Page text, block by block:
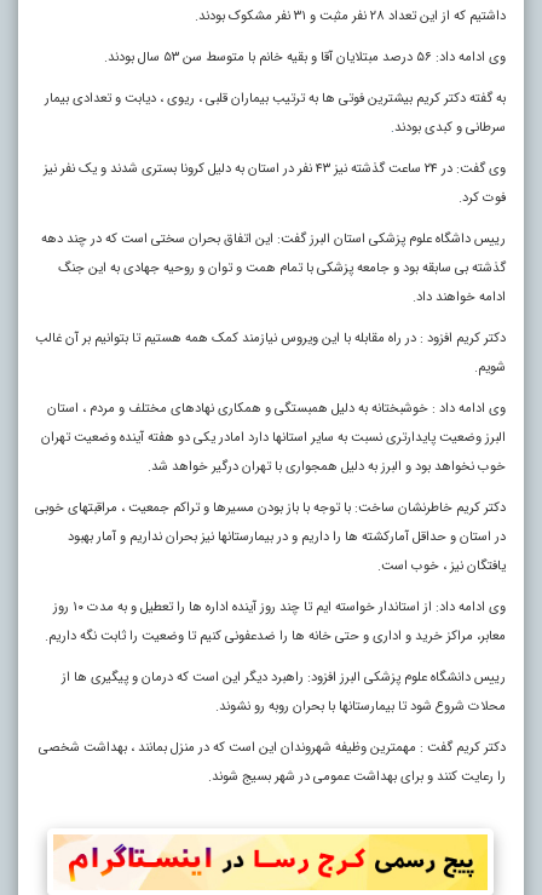
داشتیم که از این تعداد ۲۸ نفر مثبت و ۳۱ نفر مشکوک بودند.
وی ادامه داد: ۵۶ درصد مبتلایان آقا و بقیه خانم با متوسط سن ۵۳ سال بودند.
به گفته دکتر کریم بیشترین فوتی ها به ترتیب بیماران قلبی ، ریوی ، دیابت و تعدادی بیمار
سرطانی و کبدی بودند.
وی گفت: در ۲۴ ساعت گذشته نیز ۴۳ نفر در استان به دلیل کرونا بستری شدند و یک نفر نیز
فوت کرد.
رییس داشگاه علوم پزشکی استان البرز گفت: این اتفاق بحران سختی است که در چند دهه
گذشته بی سابقه بود و جامعه پزشکی با تمام همت و توان و روحیه جهادی به این جنگ
ادامه خواهند داد.
دکتر کریم افزود : در راه مقابله با این ویروس نیازمند کمک همه هستیم تا بتوانیم بر آن غالب
شویم.
وی ادامه داد : خوشبختانه به دلیل همبستگی و همکاری نهادهای مختلف و مردم ، استان
البرز وضعیت پایدارتری نسبت به سایر استانها دارد امادر یکی دو هفته آینده وضعیت تهران
خوب نخواهد بود و البرز به دلیل همجواری با تهران درگیر خواهد شد.
دکتر کریم خاطرنشان ساخت: با توجه با باز بودن مسیرها و تراکم جمعیت ، مراقبتهای خوبی
در استان و حداقل آمارکشته ها را داریم و در بیمارستانها نیز بحران نداریم و آمار بهبود
یافتگان نیز ، خوب است.
وی ادامه داد: از استاندار خواسته ایم تا چند روز آینده اداره ها را تعطیل و به مدت ۱۰ روز
معابر، مراکز خرید و اداری و حتی خانه ها را ضدعفونی کنیم تا وضعیت را ثابت نگه داریم.
رییس دانشگاه علوم پزشکی البرز افزود: راهبرد دیگر این است که درمان و پیگیری ها از
محلات شروع شود تا بیمارستانها با بحران روبه رو نشوند.
دکتر کریم گفت : مهمترین وظیفه شهروندان این است که در منزل بمانند ، بهداشت شخصی
را رعایت کنند و برای بهداشت عمومی در شهر بسیج شوند.